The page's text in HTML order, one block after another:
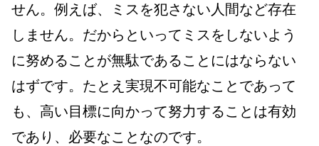
せん。 例えば、ミスを犯さない人間など存在
しません。だからといってミスをしないよう
に努めることが無駄であることにはならない
はずです。たとえ実現不可能なことであって
も、高い目標に向かって努力することは有効
であり、必要なことなのです。